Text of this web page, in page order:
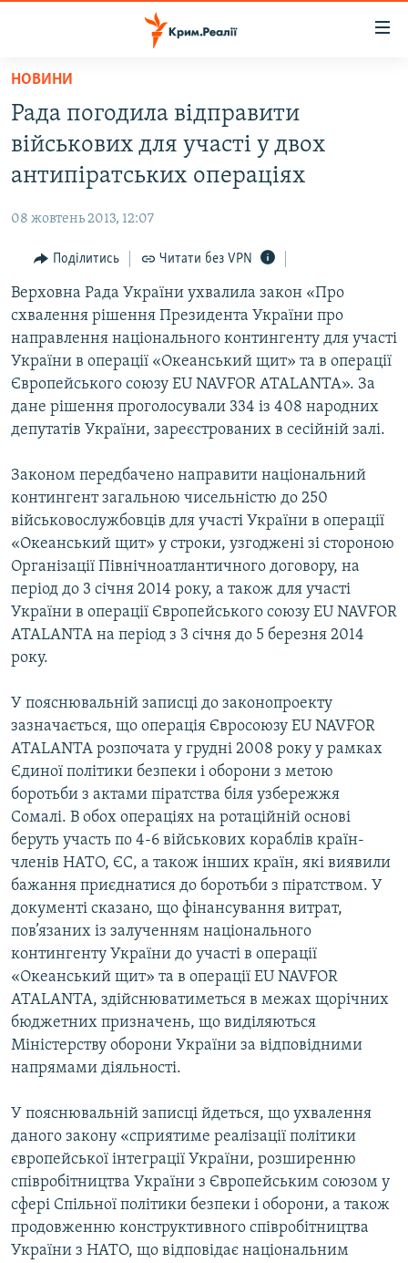
Перейти
основного
матеріалу
до
основної
Перейти
пошуку
ВОДА.КРИМ
ВІДЕО ТА ФОТО
БЛОГИ
ПОГЛЯД
ІНТЕРВ'Ю
ВСЕ ЗА ДЕНЬ
СПЕЦПРОЕКТИ
ДЕПОРТАЦІЯ
ВІДЕОУРОКИ «ELIFBE»
УКРАЇНСЬКА ПРОБЛЕМА КРИМУ
ІНФОГРАФІКА
ЯК ОБІЙТИ БЛОКУВАННЯ
Русский
Qırımtatar
ДОЛУЧАЙСЯ!
Усі сайти RFE/RL
НОВИНИ
Рада погодила відправити
військових для участі у двох
антипіратських операціях
08 жовтень 2013, 12:07
Поділитись Читати без VPN
Верховна Рада України ухвалила закон «Про
схвалення рішення Президента України про
направлення національного контингенту для участі
України в операції «Океанський щит» та в операції
Європейського союзу EU NAVFOR ATALANTA». За
дане рішення проголосували 334 із 408 народних
депутатів України, зареєстрованих в сесійній залі.
Законом передбачено направити національний
контингент загальною чисельністю до 250
військовослужбовців для участі України в операції
«Океанський щит» у строки, узгоджені зі стороною
Організації Північноатлантичного договору, на
період до 3 січня 2014 року, а також для участі
України в операції Європейського союзу EU NAVFOR
ATALANTA на період з 3 січня до 5 березня 2014
року.
У пояснювальній записці до законопроекту
зазначається, що операція Євросоюзу EU NAVFOR
ATALANTA розпочата у грудні 2008 року у рамках
Єдиної політики безпеки і оборони з метою
боротьби з актами піратства біля узбережжя
Сомалі. В обох операціях на ротаційній основі
беруть участь по 4-6 військових кораблів країн-
членів НАТО, ЄС, а також інших країн, які виявили
бажання приєднатися до боротьби з піратством. У
документі сказано, що фінансування витрат,
пов’язаних із залученням національного
контингенту України до участі в операції
«Океанський щит» та в операції EU NAVFOR
ATALANTA, здійснюватиметься в межах щорічних
бюджетних призначень, що виділяються
Міністерству оборони України за відповідними
напрямами діяльності.
У пояснювальній записці йдеться, що ухвалення
даного закону «сприятиме реалізації політики
європейської інтеграції України, розширенню
співробітництва України з Європейським союзом у
сфері Спільної політики безпеки і оборони, а також
продовженню конструктивного співробітництва
України з НАТО, що відповідає національним